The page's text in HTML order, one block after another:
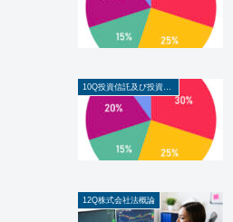
10Q投資信託及び投資法人に関する業務
12Q株式会社法概論